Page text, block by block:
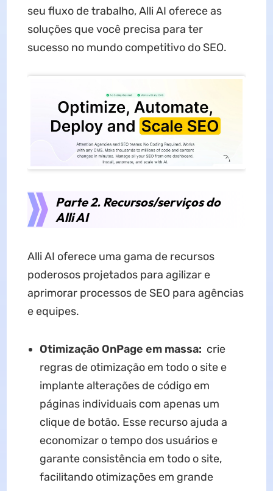
seu fluxo de trabalho, Alli AI oferece as
soluções que você precisa para ter
sucesso no mundo competitivo do SEO.
Parte 2. Recursos/serviços do
Alli AI
Alli AI oferece uma gama de recursos
poderosos projetados para agilizar e
aprimorar processos de SEO para agências
e equipes.
Otimização OnPage em massa: crie
regras de otimização em todo o site e
implante alterações de código em
páginas individuais com apenas um
clique de botão. Esse recurso ajuda a
economizar o tempo dos usuários e
garante consistência em todo o site,
facilitando otimizações em grande